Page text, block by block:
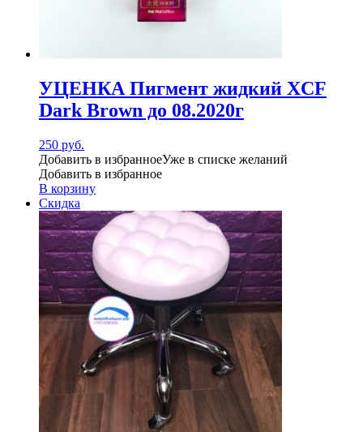
УЦЕНКА Пигмент жидкий XCF
Dark Brown до 08.2020г
250 руб.
Добавить в избранноеУже в списке желаний
Добавить в избранное
В корзину
Скидка